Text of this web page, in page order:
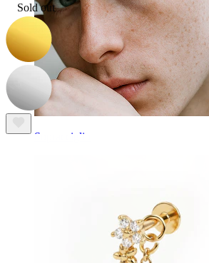
Sopracciglio
Sold out